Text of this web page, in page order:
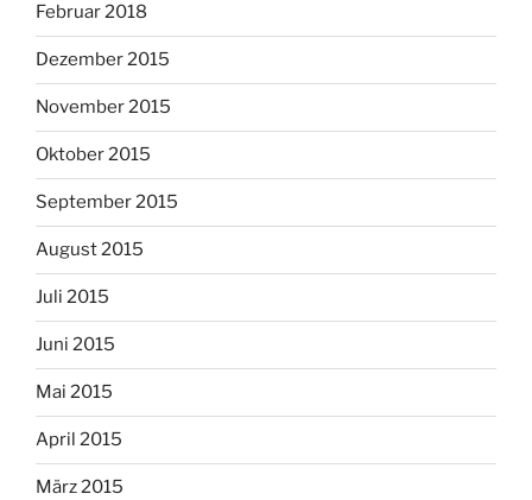
Februar 2018
Dezember 2015
November 2015
Oktober 2015
September 2015
August 2015
Juli 2015
Juni 2015
Mai 2015
April 2015
März 2015